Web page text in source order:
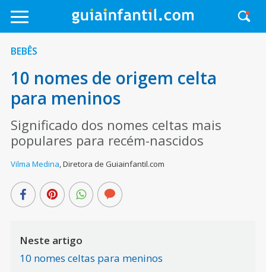
BEBÊS
10 nomes de origem celta
para meninos
Significado dos nomes celtas mais
populares para recém-nascidos
Vilma Medina,Diretora de Guiainfantil.com
Neste artigo
10 nomes celtas para meninos